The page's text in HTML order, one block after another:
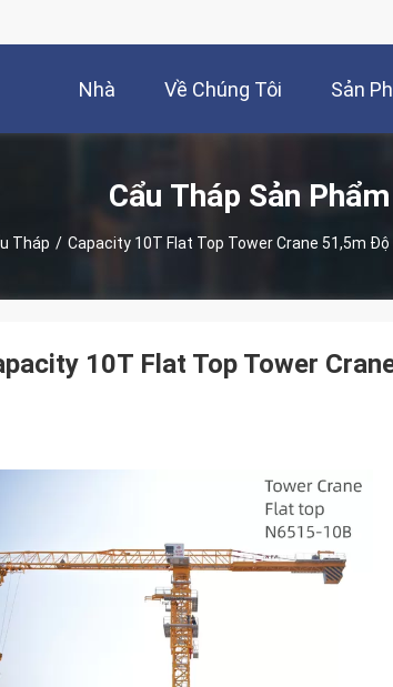
Nhà Về Chúng Tôi Sản
Cẩu Tháp Sản Phẩm
Tháp / Capacity 10T Flat Top Tower Crane 51,5m Độ
10T Flat Top Tower